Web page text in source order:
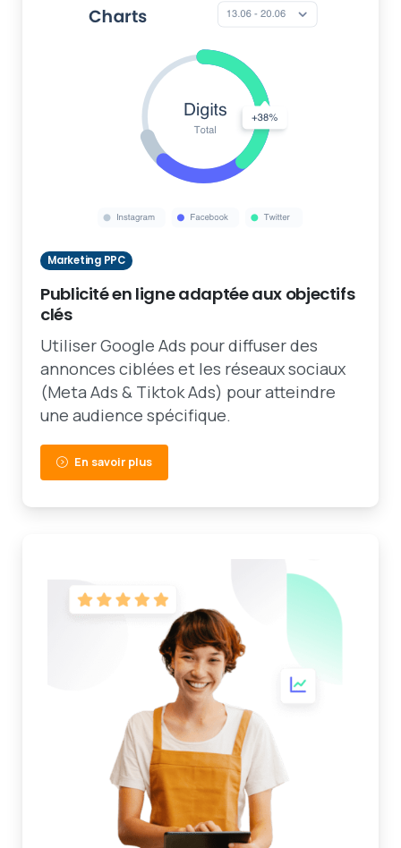
Marketing PPC
Publicité en ligne adaptée aux objectifs
clés
Utiliser Google Ads pour diffuser des
annonces ciblées et les réseaux sociaux
(Meta Ads & Tiktok Ads) pour atteindre
une audience spécifique.
En savoir plus